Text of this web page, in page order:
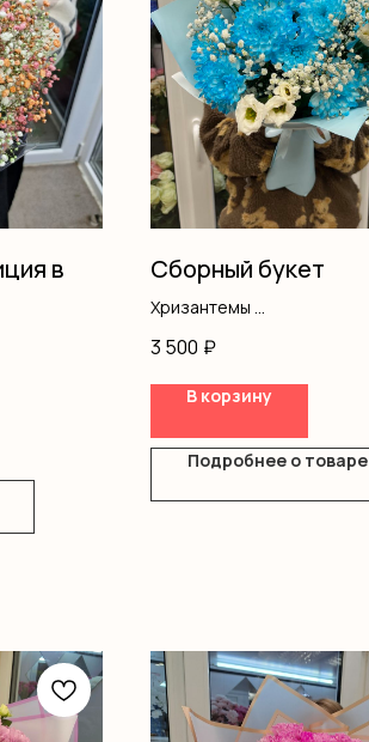
в
Сборный букет
Хризантемы
Гипсофила
Оформление
3 500 ₽
В корзину
Подробнее о товаре